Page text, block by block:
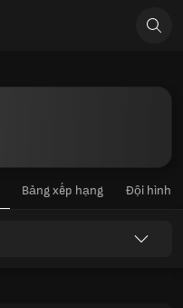
Bảng xếp hạng Đội hình